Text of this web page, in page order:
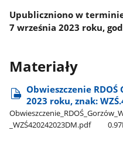
Upubliczniono w
7 września 2023 roku,
Materiały
Obwieszczenie
2023 roku, znak:
_WZŚ420242023DM.pdf